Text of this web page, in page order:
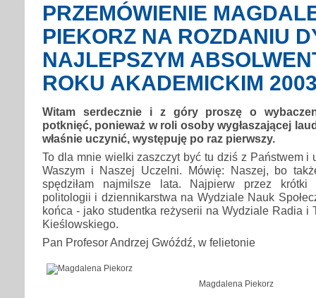
PRZEMÓWIENIE
PIEKORZ NA ROZDANIU
NAJLEPSZYM
ROKU AKADEMICKIM
Witam serdecznie i z góry proszę o
potknięć, ponieważ w roli osoby wygłaszającej
właśnie uczynić, występuję po raz pierwszy.
To dla mnie wielki zaszczyt być tu dziś z Państwem i
Waszym i Naszej Uczelni. Mówię: Naszej, bo
spędziłam najmilsze lata. Najpierw przez krótki
politologii i dziennikarstwa na Wydziale Nauk
końca - jako studentka reżyserii na Wydziale Radia i
Kieślowskiego.
Pan Profesor Andrzej Gwóźdź, w felietonie
Magdalena Piekorz